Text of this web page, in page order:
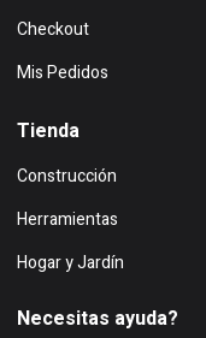
Checkout
Mis Pedidos
Tienda
Construcción
Herramientas
Hogar y Jardín
Necesitas ayuda?